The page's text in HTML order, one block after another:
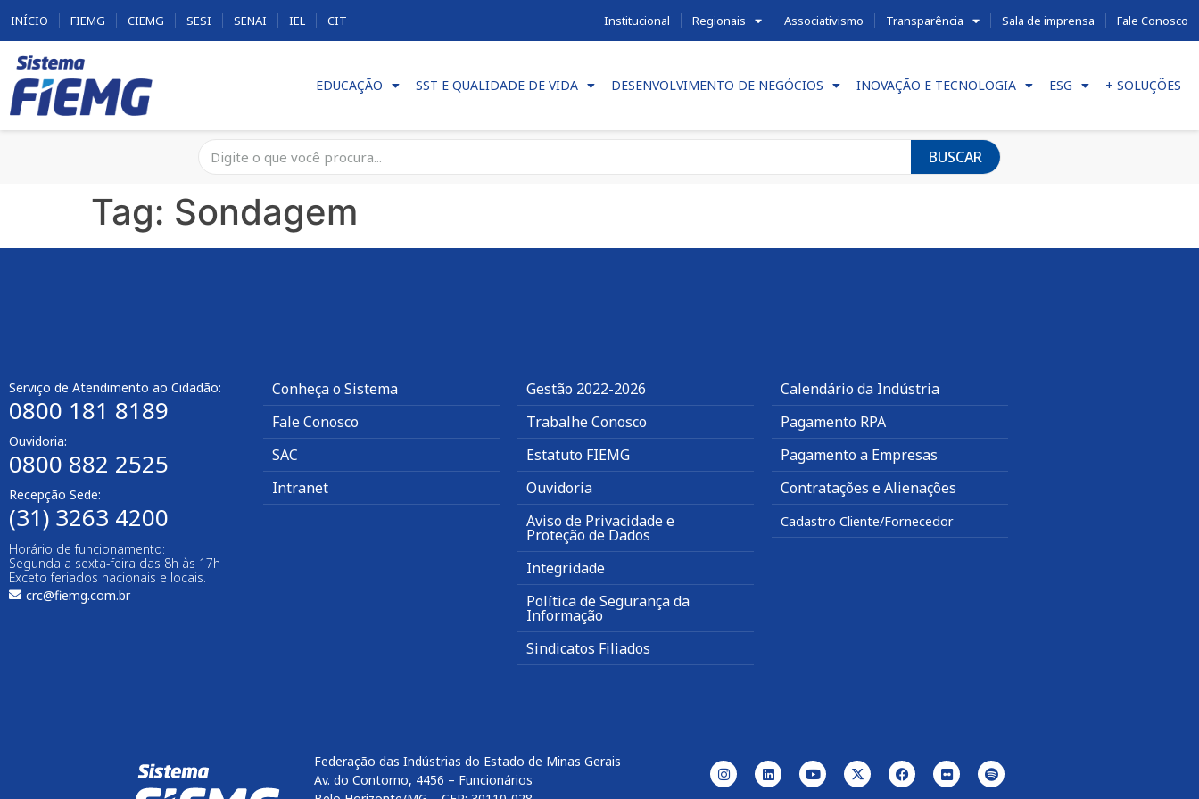
INÍCIO FIEMG CIEMG SESI SENAI IEL CIT Institucional Regionais Associativismo Transparência Sala de imprensa Fale Conosco
EDUCAÇÃO SST E QUALIDADE DE VIDA DESENVOLVIMENTO DE NEGÓCIOS INOVAÇÃO E TECNOLOGIA ESG + SOLUÇÕES
BUSCAR
Tag: Sondagem
Serviço de Atendimento ao Cidadão:
0800 181 8189
Ouvidoria:
0800 882 2525​
Recepção Sede:
(31) 3263 4200
Horário de funcionamento:
Segunda a sexta-feira das 8h às 17h
Exceto feriados nacionais e locais.
crc@fiemg.com.br
Conheça o Sistema
Fale Conosco
SAC
Intranet
Gestão 2022-2026
Trabalhe Conosco
Estatuto FIEMG
Ouvidoria
Aviso de Privacidade e
Proteção de Dados
Integridade
Política de Segurança da
Informação
Sindicatos Filiados
Calendário da Indústria
Pagamento RPA
Pagamento a Empresas
Contratações e Alienações
Cadastro Cliente/Fornecedor
Federação das Indústrias do Estado de Minas Gerais
Av. do Contorno, 4456 – Funcionários